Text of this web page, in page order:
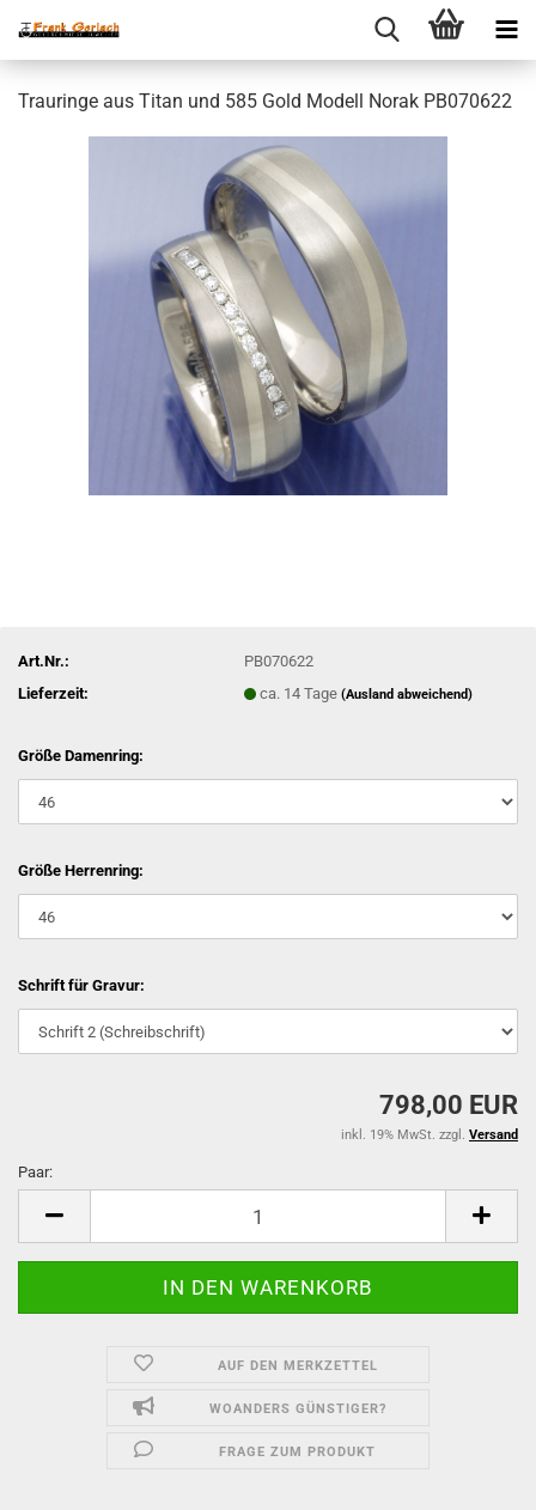
Trauringe aus Titan und 585 Gold Modell Norak PB070622
Art.Nr.:
PB070622
Lieferzeit:
ca. 14 Tage(Ausland abweichend)
Größe Damenring:
Größe Herrenring:
Schrift für Gravur:
798,00 EUR
inkl. 19% MwSt. zzgl. Versand
Paar:
AUF DEN MERKZETTEL
WOANDERS GÜNSTIGER?
FRAGE ZUM PRODUKT